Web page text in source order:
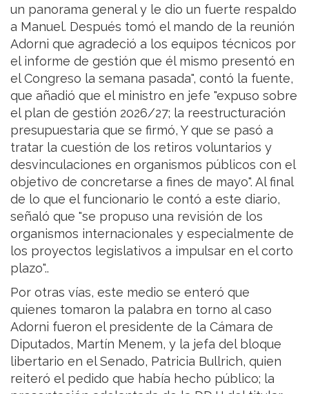
un panorama general y le dio un fuerte respaldo
a Manuel. Después tomó el mando de la reunión
Adorni que agradeció a los equipos técnicos por
el informe de gestión que él mismo presentó en
el Congreso la semana pasada", contó la fuente,
que añadió que el ministro en jefe "expuso sobre
el plan de gestión 2026/27; la reestructuración
presupuestaria que se firmó, Y que se pasó a
tratar la cuestión de los retiros voluntarios y
desvinculaciones en organismos públicos con el
objetivo de concretarse a fines de mayo". Al final
de lo que el funcionario le contó a este diario,
señaló que "se propuso una revisión de los
organismos internacionales y especialmente de
los proyectos legislativos a impulsar en el corto
plazo"..
Por otras vías, este medio se enteró que
quienes tomaron la palabra en torno al caso
Adorni fueron el presidente de la Cámara de
Diputados, Martín Menem, y la jefa del bloque
libertario en el Senado, Patricia Bullrich, quien
reiteró el pedido que había hecho público; la